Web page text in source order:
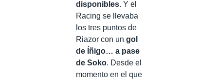
disponibles. Y el
Racing se llevaba
los tres puntos de
Riazor con un gol
de Íñigo… a pase
de Soko. Desde el
momento en el que